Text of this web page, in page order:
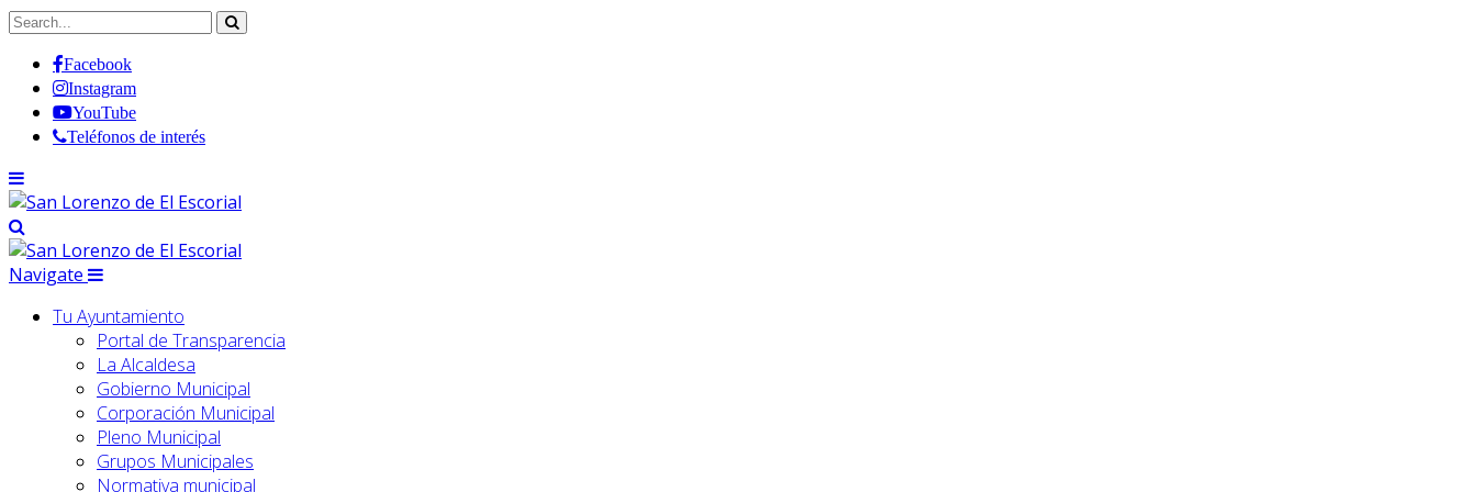
Facebook
Instagram
YouTube
Teléfonos de interés
Navigate
Tu Ayuntamiento
Portal de Transparencia
La Alcaldesa
Gobierno Municipal
Corporación Municipal
Pleno Municipal
Grupos Municipales
Normativa municipal